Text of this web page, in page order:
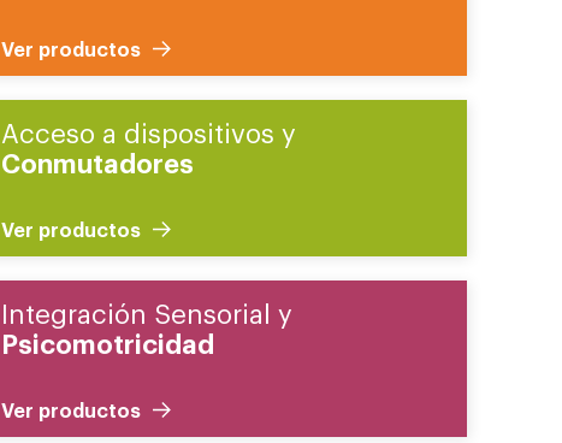
Ver productos
Acceso a dispositivos y
Conmutadores
Ver productos
Integración Sensorial y
Psicomotricidad
Ver productos